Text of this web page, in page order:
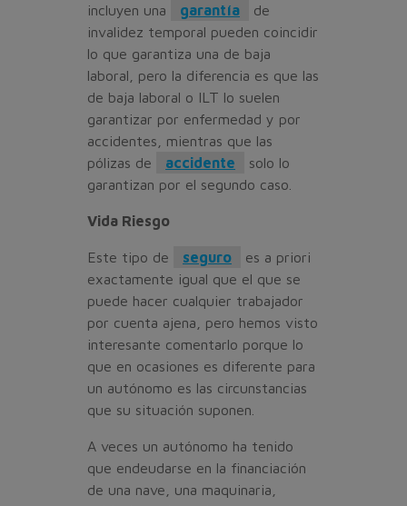
incluyen una
garantía
de
invalidez temporal pueden coincidir
lo que garantiza una de baja
laboral, pero la diferencia es que las
de baja laboral o ILT lo suelen
garantizar por enfermedad y por
accidentes, mientras que las
pólizas de
accidente
solo lo
garantizan por el segundo caso.
Vida Riesgo
Este tipo de seguro
es a priori
exactamente igual que el que se
puede hacer cualquier trabajador
por cuenta ajena, pero hemos visto
interesante comentarlo porque lo
que en ocasiones es diferente para
un autónomo es las circunstancias
que su situación suponen.
A veces un autónomo ha tenido
que endeudarse en la financiación
de una nave, una maquinaria,